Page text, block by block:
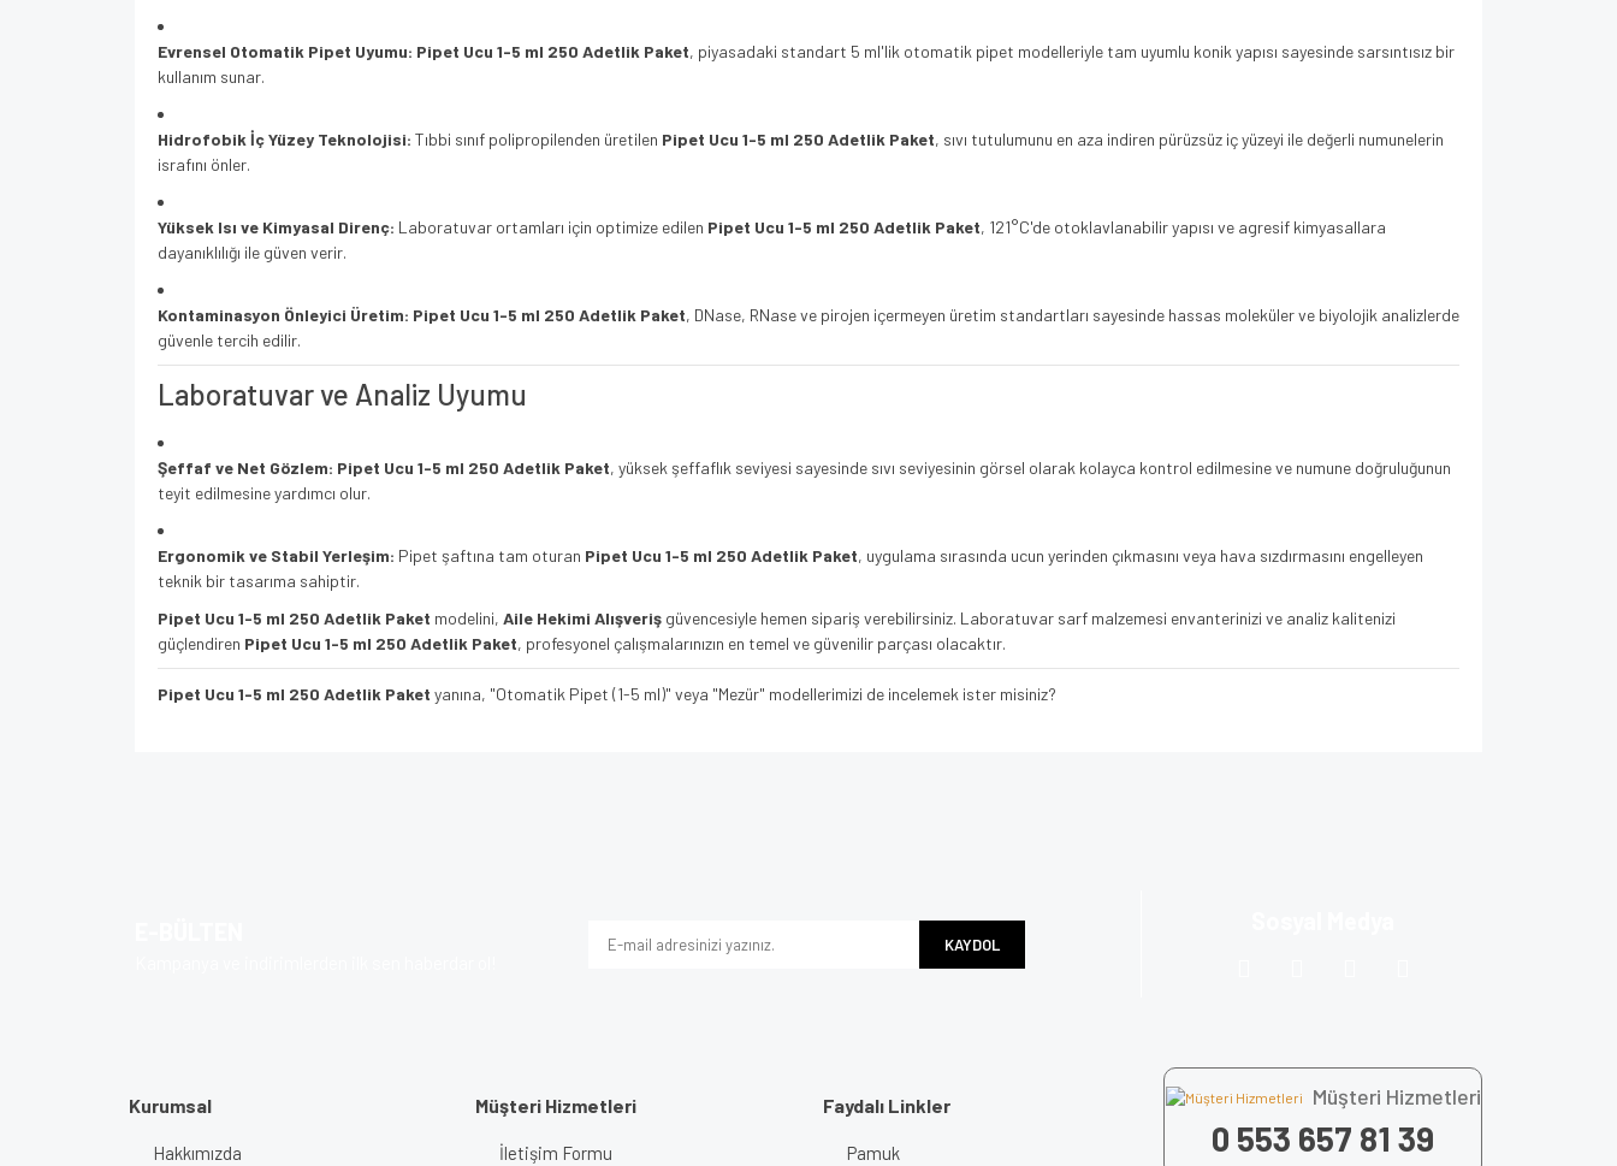
Evrensel Otomatik Pipet Uyumu: Pipet Ucu 1-5 ml 250 Adetlik Paket, piyasadaki standart 5 ml'lik otomatik pipet modelleriyle tam uyumlu konik yapısı sayesinde sarsıntısız bir
kullanım sunar.
Hidrofobik İç Yüzey Teknolojisi: Tıbbi sınıf polipropilenden üretilen Pipet Ucu 1-5 ml 250 Adetlik Paket, sıvı tutulumunu en aza indiren pürüzsüz iç yüzeyi ile değerli numunelerin
israfını önler.
Yüksek Isı ve Kimyasal Direnç: Laboratuvar ortamları için optimize edilen Pipet Ucu 1-5 ml 250 Adetlik Paket, 121°C'de otoklavlanabilir yapısı ve agresif kimyasallara
dayanıklılığı ile güven verir.
Kontaminasyon Önleyici Üretim: Pipet Ucu 1-5 ml 250 Adetlik Paket, DNase, RNase ve pirojen içermeyen üretim standartları sayesinde hassas moleküler ve biyolojik analizlerde
güvenle tercih edilir.
Laboratuvar ve Analiz Uyumu
Şeffaf ve Net Gözlem: Pipet Ucu 1-5 ml 250 Adetlik Paket, yüksek şeffaflık seviyesi sayesinde sıvı seviyesinin görsel olarak kolayca kontrol edilmesine ve numune doğruluğunun
teyit edilmesine yardımcı olur.
Ergonomik ve Stabil Yerleşim: Pipet şaftına tam oturan Pipet Ucu 1-5 ml 250 Adetlik Paket, uygulama sırasında ucun yerinden çıkmasını veya hava sızdırmasını engelleyen
teknik bir tasarıma sahiptir.
Pipet Ucu 1-5 ml 250 Adetlik Paket modelini, Aile Hekimi Alışveriş güvencesiyle hemen sipariş verebilirsiniz. Laboratuvar sarf malzemesi envanterinizi ve analiz kalitenizi
güçlendiren Pipet Ucu 1-5 ml 250 Adetlik Paket, profesyonel çalışmalarınızın en temel ve güvenilir parçası olacaktır.
Pipet Ucu 1-5 ml 250 Adetlik Paket yanına, "Otomatik Pipet (1-5 ml)" veya "Mezür" modellerimizi de incelemek ister misiniz?
KAYDOL
Kurumsal
Hakkımızda
Müşteri Hizmetleri
İletişim Formu
Faydalı Linkler
Pamuk
Müşteri Hizmetleri
0 553 657 81 39